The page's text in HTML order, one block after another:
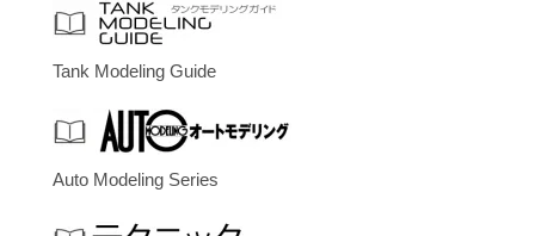
Tank Modeling Guide
Auto Modeling Series